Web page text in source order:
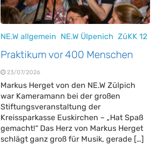
NE.W allgemein NE.W Ülpenich ZüKK 12
Praktikum vor 400 Menschen
23/07/2026
Markus Herget von den NE.W Zülpich
war Kameramann bei der großen
Stiftungsveranstaltung der
Kreissparkasse Euskirchen – „Hat Spaß
gemacht!“ Das Herz von Markus Herget
schlägt ganz groß für Musik, gerade […]